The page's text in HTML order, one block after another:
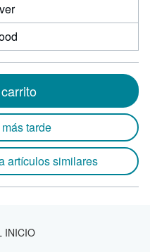
tarde
artículos similares
INICIO